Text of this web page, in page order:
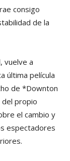
consigo
de la
vuelve a
última película
de *Downton
del propio
el cambio y
espectadores